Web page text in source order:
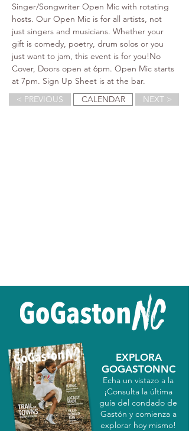
Singer/Songwriter Open Mic with rotating
hosts. Our Open Mic is for all artists, not
just singers and musicians. Whether your
gift is comedy, poetry, drum solos or you
just want to jam, this event is for you!No
Cover, Doors open at 6pm. Open Mic starts
at 7pm. Sign Up Sheet is at the bar.
< PREVIOUS
CALENDAR NEXT >
EXPLORA
GOGASTONNC
Echa un vistazo a la
¡Consulta la última
guía del condado de
Gastón y comienza a
explorar hoy mismo!